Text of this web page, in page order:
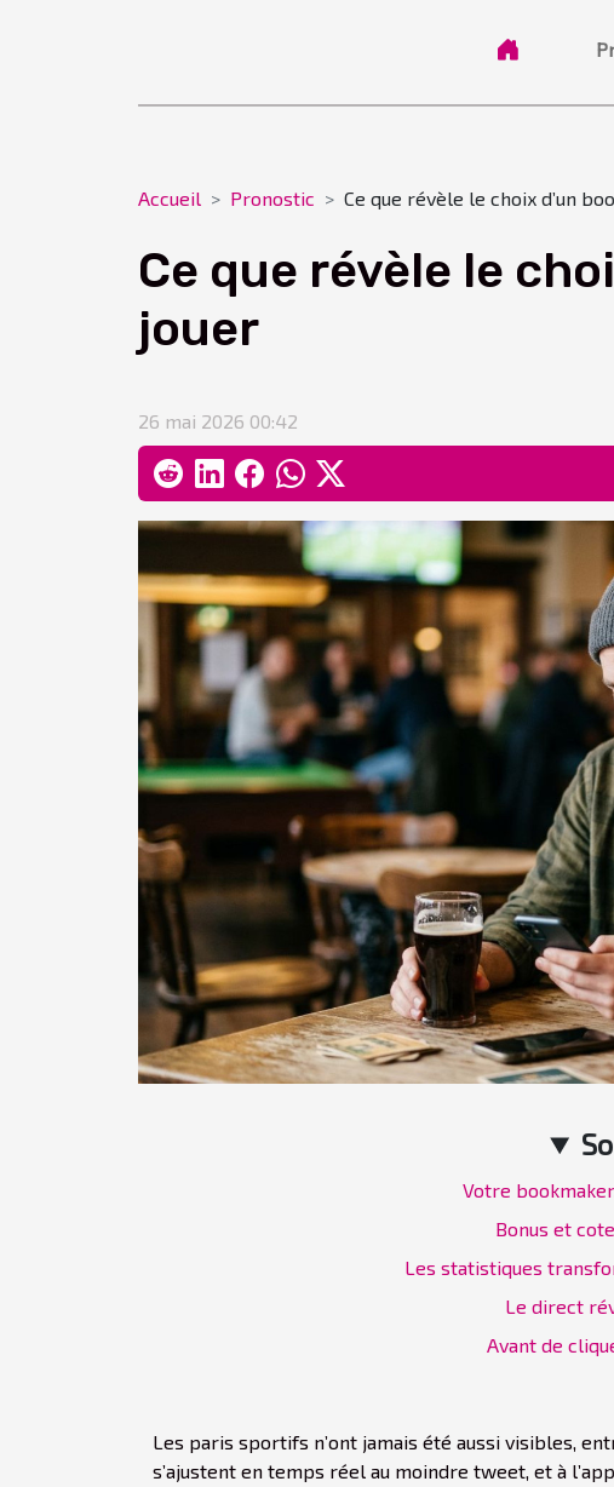
Accueil Pronostic Ce que révèle le choix d’un
Ce que révèle le
jouer
26 mai 2026 00:42
Votre
Bonus et
Les statistiques
Le direct
Avant de
Les paris sportifs n’ont jamais été aussi visibles,
s’ajustent en temps réel au moindre tweet, et à